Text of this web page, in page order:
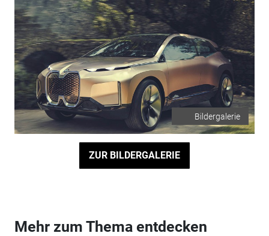
Bildergalerie
ZUR BILDERGALERIE
Mehr zum Thema entdecken